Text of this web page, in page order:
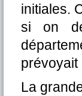
initiales.
si on
prévoyait
La